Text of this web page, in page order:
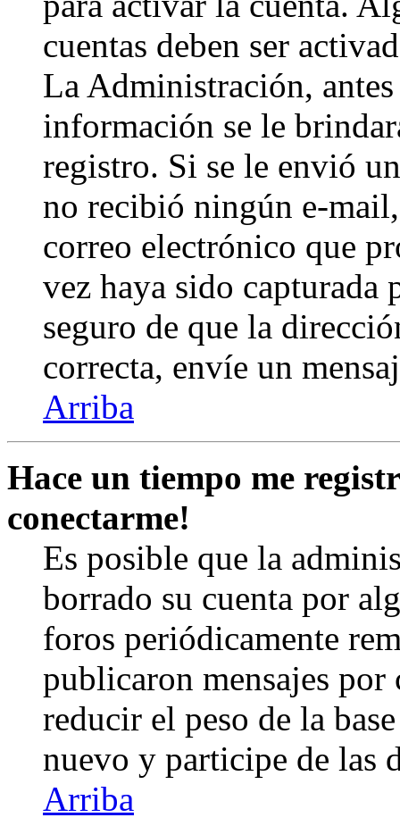
cuentas deben ser
La Administración,
información se le
registro. Si se le envió
no recibió ningún e-
correo electrónico que
vez haya sido
seguro de que la
correcta, envíe un
Arriba
Hace un tiempo me
conectarme!
Es posible que la
borrado su cuenta por
foros periódicamente
publicaron mensajes
reducir el peso de la
nuevo y participe de las
Arriba